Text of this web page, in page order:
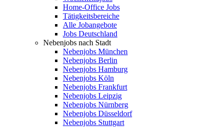
Home-Office Jobs
Tätigkeitsbereiche
Alle Jobangebote
Jobs Deutschland
Nebenjobs nach Stadt
Nebenjobs München
Nebenjobs Berlin
Nebenjobs Hamburg
Nebenjobs Köln
Nebenjobs Frankfurt
Nebenjobs Leipzig
Nebenjobs Nürnberg
Nebenjobs Düsseldorf
Nebenjobs Stuttgart